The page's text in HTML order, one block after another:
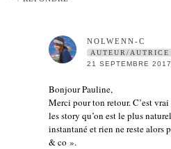
NOLWENN-C
AUTEUR/AUTRICE
21 SEPTEMBRE
Bonjour Pauline,
Merci pour ton retour. C’est
les story qu’on est le plus
instantané et rien ne reste alors
& co ».